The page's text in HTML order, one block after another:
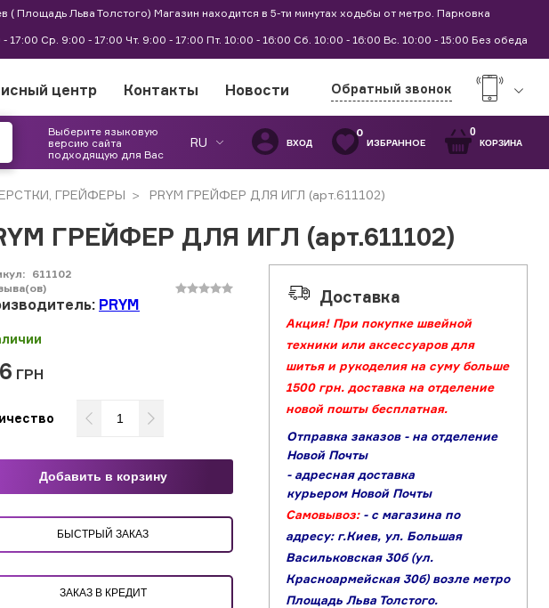
Площадь Льва Толстого) Магазин находится в 5-ти минутах ходьбы от метро. Парковка
- 17:00 Ср. 9:00 - 17:00 Чт. 9:00 - 17:00 Пт. 10:00 - 16:00 Сб. 10:00 - 16:00 Вс. 10:00 - 15:00 Без обеда
центр Контакты Новости Обратный звонок
Выберите языковую
версию сайта
подходящую для Вас
RU ВХОД
0
ИЗБРАННОЕ
0
КОРЗИНА
ГРЕЙФЕРЫ PRYM ГРЕЙФЕР ДЛЯ ИГЛ (арт.611102)
ГРЕЙФЕР ДЛЯ ИГЛ (арт.611102)
611102
PRYM
ГРН
Добавить в корзину
БЫСТРЫЙ ЗАКАЗ
ЗАКАЗ В КРЕДИТ
Доставка
Акция! При покупке швейной
техники или аксессуаров для
шитья и рукоделия на суму больше
1500 грн. доставка на отделение
новой пошты бесплатная.
Отправка заказов - на отделение
Новой Почты
- адресная доставка
курьером Новой Почты
Самовывоз: - с магазина по
адресу: г.Киев, ул. Большая
Васильковская 30б (ул.
Красноармейская 30б) возле метро
Площадь Льва Толстого.